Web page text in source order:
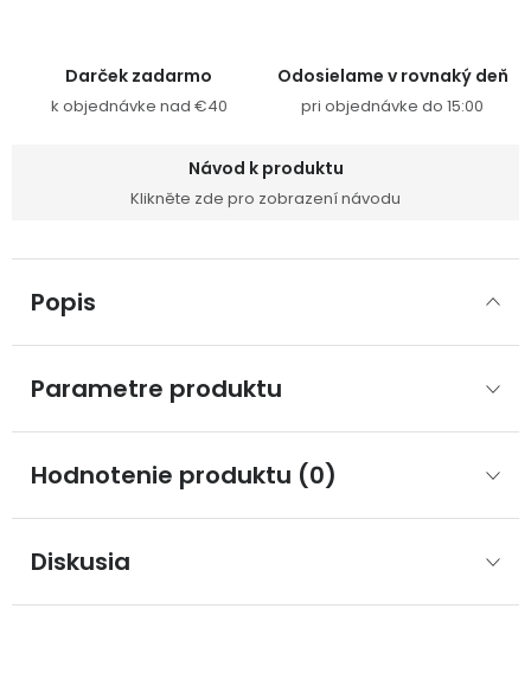
Darček zadarmo
k objednávke nad €40
Odosielame v rovnaký deň
pri objednávke do 15:00
Návod k produktu
Klikněte zde pro zobrazení návodu
Popis
Parametre produktu
Hodnotenie produktu (0)
Diskusia